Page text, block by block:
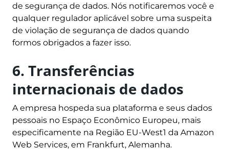
de segurança de dados. Nós notificaremos você e
qualquer regulador aplicável sobre uma suspeita
de violação de segurança de dados quando
formos obrigados a fazer isso.
6. Transferências
internacionais de dados
A empresa hospeda sua plataforma e seus dados
pessoais no Espaço Econômico Europeu, mais
especificamente na Região EU-West1 da Amazon
Web Services, em Frankfurt, Alemanha.